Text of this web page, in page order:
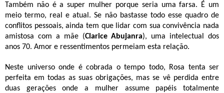
Também não é a super mulher porque seria uma farsa. É um
meio termo, real e atual. Se não bastasse todo esse quadro de
conflitos pessoais, ainda tem que lidar com sua convivência nada
amistosa com a mãe (Clarice Abujanra), uma intelectual dos
anos 70. Amor e ressentimentos permeiam esta relação.
Neste universo onde é cobrada o tempo todo, Rosa tenta ser
perfeita em todas as suas obrigações, mas se vê perdida entre
duas gerações onde a mulher assume papéis totalmente